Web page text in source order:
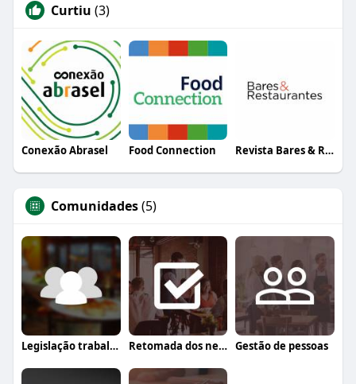
Curtiu (3)
Conexão Abrasel Food Connection Revista Bares & Restaurantes
Comunidades(5)
Legislação trabalhista Retomada dos negócios Gestão de pessoas